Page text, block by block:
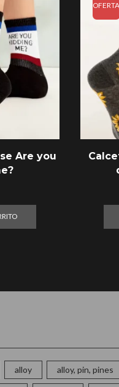
Are you
OFERTA
alloy alloy, pin, pines